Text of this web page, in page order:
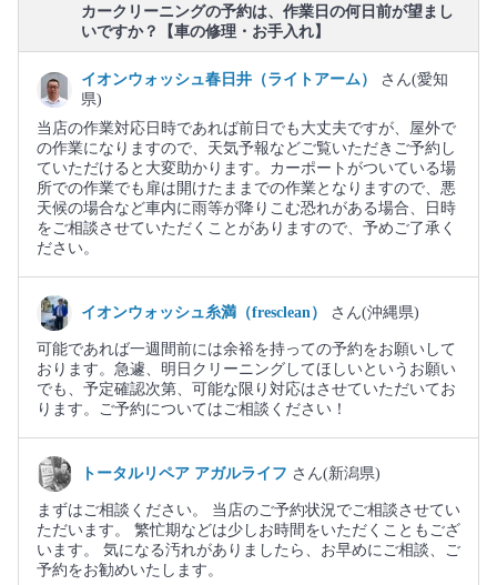
カークリーニングの予約は、作業日の何日前が望まし
いですか？【車の修理・お手入れ】
イオンウォッシュ春日井（ライトアーム）
さん(愛知
県)
当店の作業対応日時であれば前日でも大丈夫ですが、屋外で
の作業になりますので、天気予報などご覧いただきご予約し
ていただけると大変助かります。カーポートがついている場
所での作業でも扉は開けたままでの作業となりますので、悪
天候の場合など車内に雨等が降りこむ恐れがある場合、日時
をご相談させていただくことがありますので、予めご了承く
ださい。
イオンウォッシュ糸満（fresclean） さん(沖縄県)
可能であれば一週間前には余裕を持っての予約をお願いして
おります。急遽、明日クリーニングしてほしいというお願い
でも、予定確認次第、可能な限り対応はさせていただいてお
ります。ご予約についてはご相談ください！
トータルリペア アガルライフ さん(新潟県)
まずはご相談ください。 当店のご予約状況でご相談させてい
ただいます。 繁忙期などは少しお時間をいただくこともござ
います。 気になる汚れがありましたら、お早めにご相談、ご
予約をお勧めいたします。